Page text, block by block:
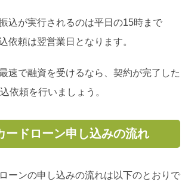
込が実行されるのは平日の15時まで
依頼は翌営業日となります。
速で融資を受けるなら、契約が完了した
依頼を行いましょう。
ードローン申し込みの流れ
ーンの申し込みの流れは以下のとおりで